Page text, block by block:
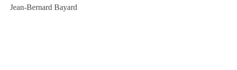
Jean-Bernard Bayard